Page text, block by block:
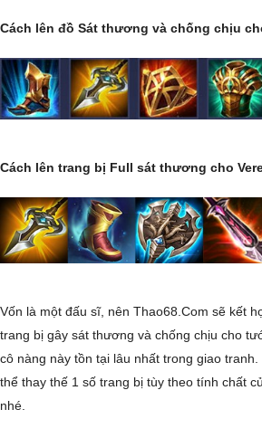
Cách lên đồ Sát thương và chống chịu
Cách lên trang bị Full sát thương cho
Vốn là một đấu sĩ, nên Thao68.Com sẽ kết
trang bị gây sát thương và chống chịu cho
cô nàng này tồn tại lâu nhất trong giao
thể thay thế 1 số trang bị tùy theo tính chất
nhé.